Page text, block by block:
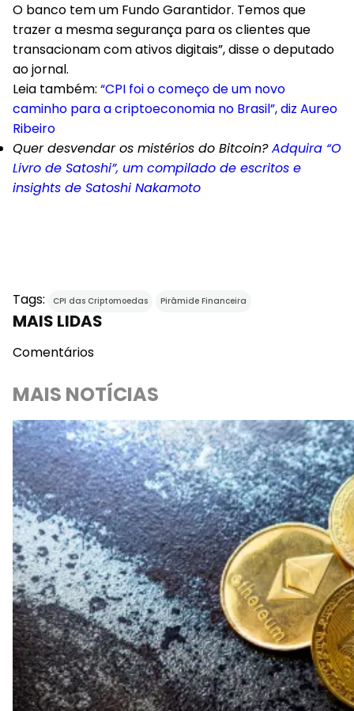
O banco tem um Fundo Garantidor. Temos que
trazer a mesma segurança para os clientes que
transacionam com ativos digitais”, disse o deputado
ao jornal.
Leia também: “CPI foi o começo de um novo
caminho para a criptoeconomia no Brasil”, diz Aureo
Ribeiro
Quer desvendar os mistérios do Bitcoin?Adquira “O
Livro de Satoshi”, um compilado de escritos e
insights de Satoshi Nakamoto
Tags: CPI das Criptomoedas Pirâmide Financeira
MAIS LIDAS
Comentários
MAIS NOTÍCIAS